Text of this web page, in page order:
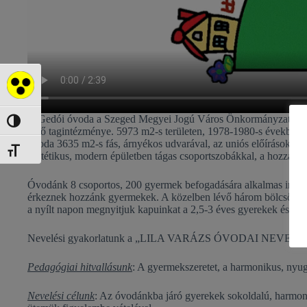
Akadálymentes mód
Nagy kontraszt váltása
Betűméret váltása
A Gedói óvoda a Szeged Megyei Jogú Város Önkormányzata
lévő tagintézménye. 5973 m2-s területen, 1978-1980-s
óvoda 3635 m2-s fás, árnyékos udvarával, az uniós
esztétikus, modern épületben tágas csoportszobákkal, a
Óvodánk 8 csoportos, 200 gyermek befogadására alkalmas
érkeznek hozzánk gyermekek. A közelben lévő három
a nyílt napon megnyitjuk kapuinkat a 2,5-3 éves gyerekek és
Nevelési gyakorlatunk a „LILA VARÁZS ÓVODAI
Pedagógiai hitvallásunk: A gyermekszeretet, a harmonikus,
Nevelési célunk: Az óvodánkba járó gyerekek sokoldalú,